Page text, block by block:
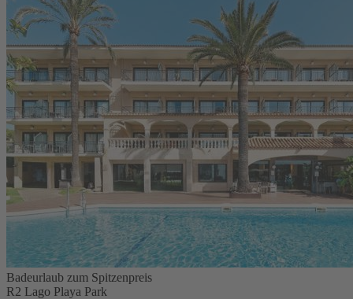
Badeurlaub zum Spitzenpreis
R2 Lago Playa Park